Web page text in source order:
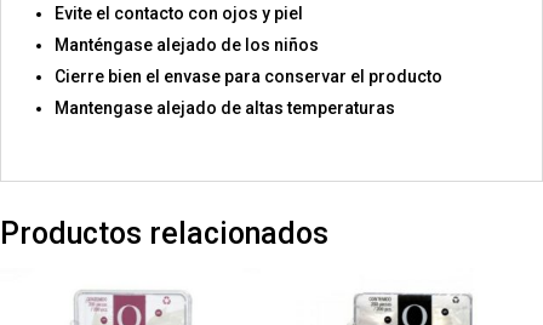
Evite el contacto con ojos y piel
Manténgase alejado de los niños
Cierre bien el envase para conservar el producto
Mantengase alejado de altas temperaturas
Productos relacionados